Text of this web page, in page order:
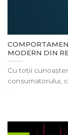
MODERN DIN
Cu toții
consumatorului,